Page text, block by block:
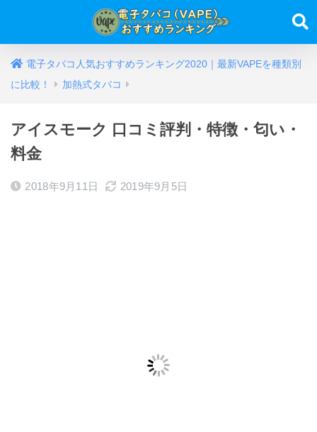
電子タバコ人気おすすめランキング2020｜最新VAPEを種類別
に比較！
加熱式タバコ
アイスモーク 口コミ評判・特徴・匂い・
料金
2018年9月11日 2019年9月5日